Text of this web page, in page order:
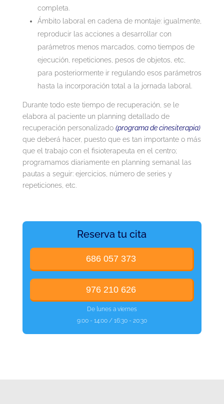
completa.
Ámbito laboral en cadena de montaje: igualmente,
reproducir las acciones a desarrollar con
parámetros menos marcados, como tiempos de
ejecución, repeticiones, pesos de objetos, etc,
para posteriormente ir regulando esos parámetros
hasta la incorporación total a la jornada laboral.
Durante todo este tiempo de recuperación, se le
elabora al paciente un planning detallado de
recuperación personalizado (programa de cinesiterapia)
que deberá hacer, puesto que es tan importante o más
que el trabajo con el fisioterapeuta en el centro;
programamos diariamente en planning semanal las
pautas a seguir: ejercicios, número de series y
repeticiones, etc.
Reserva tu cita
686 057 373
976 210 626
De lunes a viernes
9:00 - 14:00 / 16:30 - 20:30